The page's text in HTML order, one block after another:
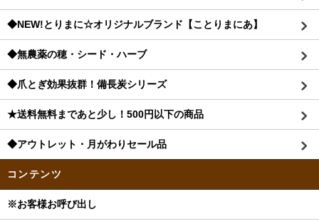
◆NEW!とりまに☆オリジナルブランド【ことりまにあ】
◆無農薬の穂・シード・ハーブ
◆爪とぎ効果抜群！備長炭シリーズ
★送料無料まであと少し！500円以下の商品
◆アウトレット・月がわりセール品
コンテンツ
※お客様お呼び出し